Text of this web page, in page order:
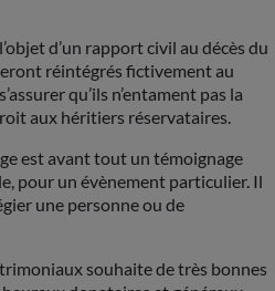
d’un rapport civil au décès du
réintégrés fictivement au
qu’ils n’entament pas la
aux héritiers réservataires.
est avant tout un témoignage
pour un évènement particulier. Il
une personne ou de
souhaite de très bonnes